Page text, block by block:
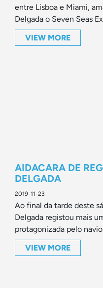
entre Lisboa e Miami,
Delgada o Seven Seas
VIEW MORE
AIDACARA DE
DELGADA
2019-11-23
Ao final da tarde deste
Delgada registou mais
protagonizada pelo navio
VIEW MORE